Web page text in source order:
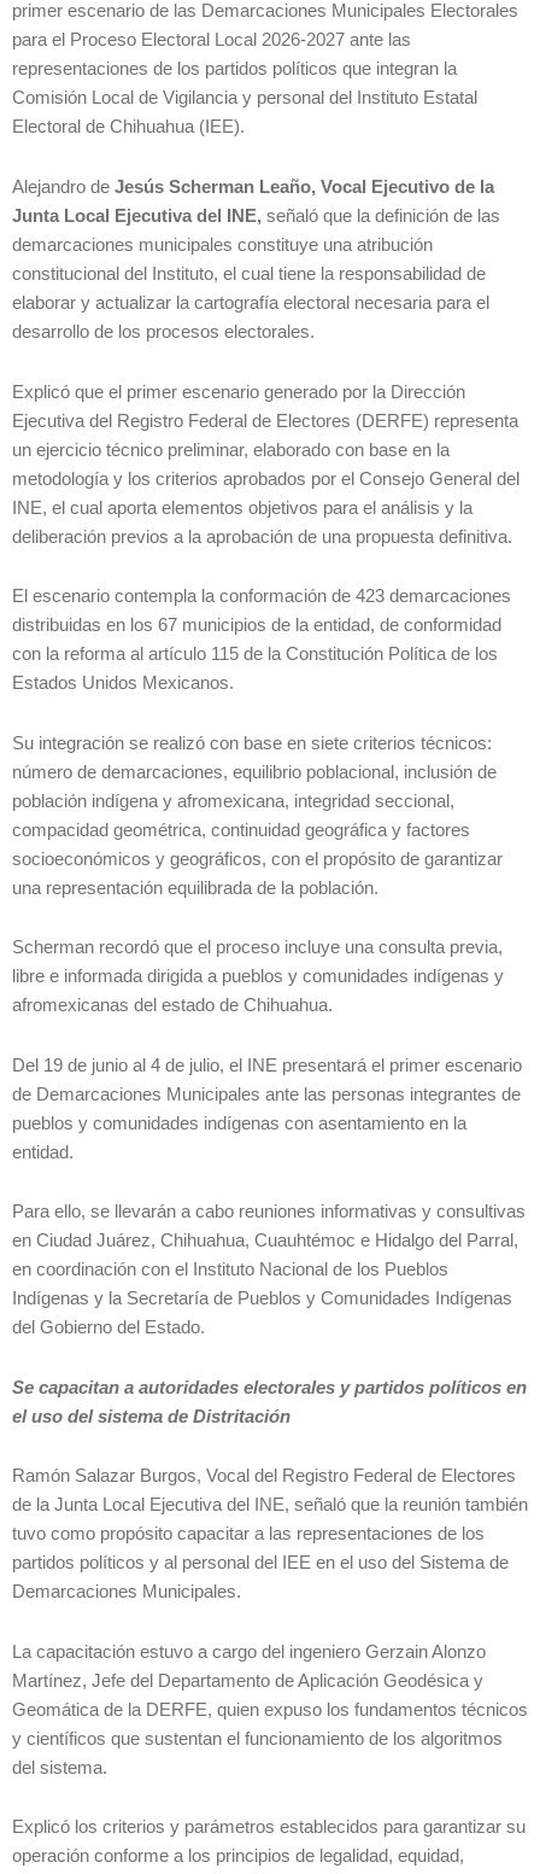
primer escenario de las Demarcaciones Municipales Electorales
para el Proceso Electoral Local 2026-2027 ante las
representaciones de los partidos políticos que integran la
Comisión Local de Vigilancia y personal del Instituto Estatal
Electoral de Chihuahua (IEE).
Alejandro de Jesús Scherman Leaño, Vocal Ejecutivo de la
Junta Local Ejecutiva del INE, señaló que la definición de las
demarcaciones municipales constituye una atribución
constitucional del Instituto, el cual tiene la responsabilidad de
elaborar y actualizar la cartografía electoral necesaria para el
desarrollo de los procesos electorales.
Explicó que el primer escenario generado por la Dirección
Ejecutiva del Registro Federal de Electores (DERFE) representa
un ejercicio técnico preliminar, elaborado con base en la
metodología y los criterios aprobados por el Consejo General del
INE, el cual aporta elementos objetivos para el análisis y la
deliberación previos a la aprobación de una propuesta definitiva.
El escenario contempla la conformación de 423 demarcaciones
distribuidas en los 67 municipios de la entidad, de conformidad
con la reforma al artículo 115 de la Constitución Política de los
Estados Unidos Mexicanos.
Su integración se realizó con base en siete criterios técnicos:
número de demarcaciones, equilibrio poblacional, inclusión de
población indígena y afromexicana, integridad seccional,
compacidad geométrica, continuidad geográfica y factores
socioeconómicos y geográficos, con el propósito de garantizar
una representación equilibrada de la población.
Scherman recordó que el proceso incluye una consulta previa,
libre e informada dirigida a pueblos y comunidades indígenas y
afromexicanas del estado de Chihuahua.
Del 19 de junio al 4 de julio, el INE presentará el primer escenario
de Demarcaciones Municipales ante las personas integrantes de
pueblos y comunidades indígenas con asentamiento en la
entidad.
Para ello, se llevarán a cabo reuniones informativas y consultivas
en Ciudad Juárez, Chihuahua, Cuauhtémoc e Hidalgo del Parral,
en coordinación con el Instituto Nacional de los Pueblos
Indígenas y la Secretaría de Pueblos y Comunidades Indígenas
del Gobierno del Estado.
Se capacitan a autoridades electorales y partidos políticos en
el uso del sistema de Distritación
Ramón Salazar Burgos, Vocal del Registro Federal de Electores
de la Junta Local Ejecutiva del INE, señaló que la reunión también
tuvo como propósito capacitar a las representaciones de los
partidos políticos y al personal del IEE en el uso del Sistema de
Demarcaciones Municipales.
La capacitación estuvo a cargo del ingeniero Gerzain Alonzo
Martínez, Jefe del Departamento de Aplicación Geodésica y
Geomática de la DERFE, quien expuso los fundamentos técnicos
y científicos que sustentan el funcionamiento de los algoritmos
del sistema.
Explicó los criterios y parámetros establecidos para garantizar su
operación conforme a los principios de legalidad, equidad,